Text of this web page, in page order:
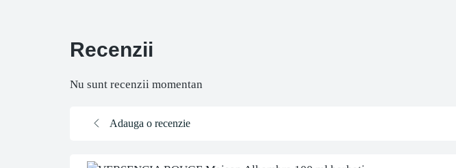
Recenzii
Nu sunt recenzii momentan
Adauga o recenzie